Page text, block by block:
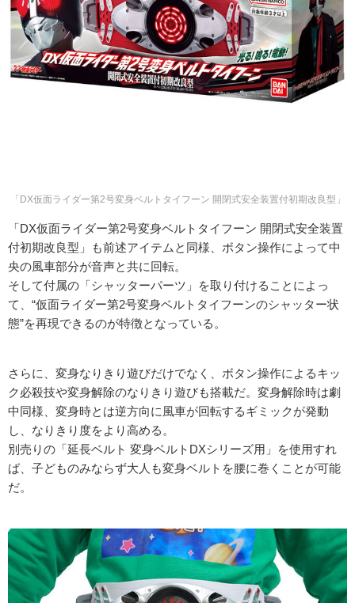
「DX仮面ライダー第2号変身ベルトタイフーン 開閉式安全装置付初期改良型」
「DX仮面ライダー第2号変身ベルトタイフーン 開閉式安全装置
付初期改良型」も前述アイテムと同様、ボタン操作によって中
央の風車部分が音声と共に回転。
そして付属の「シャッターパーツ」を取り付けることによっ
て、“仮面ライダー第2号変身ベルトタイフーンのシャッター状
態”を再現できるのが特徴となっている。
さらに、変身なりきり遊びだけでなく、ボタン操作によるキッ
ク必殺技や変身解除のなりきり遊びも搭載だ。変身解除時は劇
中同様、変身時とは逆方向に風車が回転するギミックが発動
し、なりきり度をより高める。
別売りの「延長ベルト 変身ベルトDXシリーズ用」を使用すれ
ば、子どものみならず大人も変身ベルトを腰に巻くことが可能
だ。